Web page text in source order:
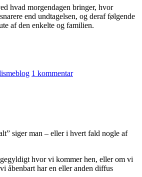
hvad morgendagen bringer, hvor
end undtagelsen, og deraf følgende
af den enkelte og familien.
1 kommentar
siger man – eller i hvert fald nogle af
hvor vi kommer hen, eller om vi
åbenbart har en eller anden diffus